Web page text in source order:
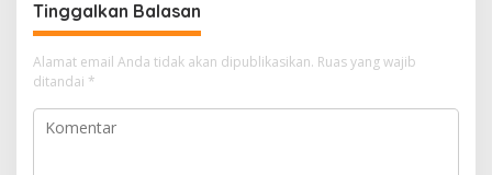
Tinggalkan Balasan
Alamat email Anda tidak akan dipublikasikan. Ruas yang wajib
ditandai *